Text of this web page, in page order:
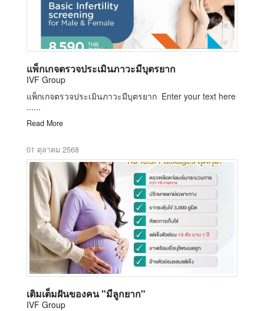
แพ็กเกจตรวจประเมินภาวะมีบุตรยาก
IVF Group
แพ็กเกจตรวจประเมินภาวะมีบุตรยาก Enter your text here
......
Read More
01 ตุลาคม 2568
เติมเต็มฝันของคน "มีลูกยาก"
IVF Group